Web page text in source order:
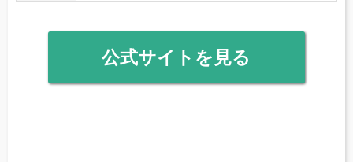
公式サイトを見る